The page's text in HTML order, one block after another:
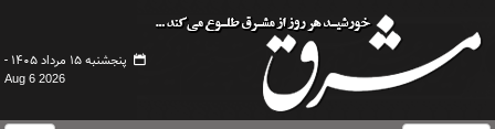
پنجشنبه ۱۵ مرداد ۱۴۰۵ -
Aug 6 2026